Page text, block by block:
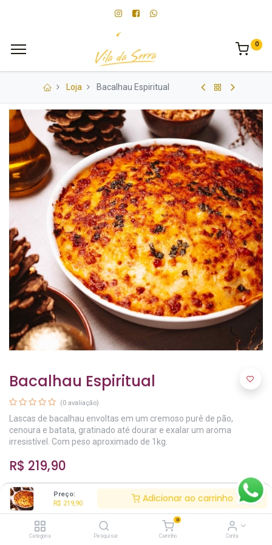
Preço:
R$ 219,90 Adicionar ao carrinho
Categoria Pesquisar
0
Carrinho Conta
0
Loja Bacalhau Espiritual
Bacalhau Espiritual
(0 avaliação)
Lascas de bacalhau envoltas em um cremoso purê de pão,
cenoura e batata, gratinado até dourar e exalar um aroma
irresistível. Com peso aproximado de 1kg.
R$ 219,90